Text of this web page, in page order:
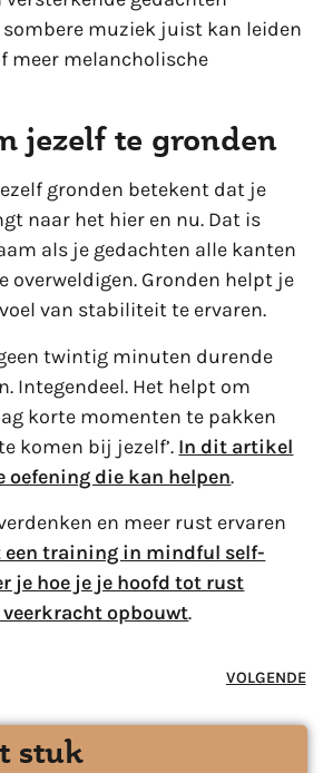
muziek juist kan leiden
meer melancholische
jezelf te gronden
gronden betekent dat je
naar het hier en nu. Dat is
als je gedachten alle kanten
overweldigen. Gronden helpt je
van stabiliteit te ervaren.
twintig minuten durende
Integendeel. Het helpt om
korte momenten te pakken
komen bij jezelf’. In dit artikel
oefening die kan helpen.
en meer rust ervaren
een training in mindful self-
je hoe je je hoofd tot rust
opbouwt.
VOLGENDE
stuk